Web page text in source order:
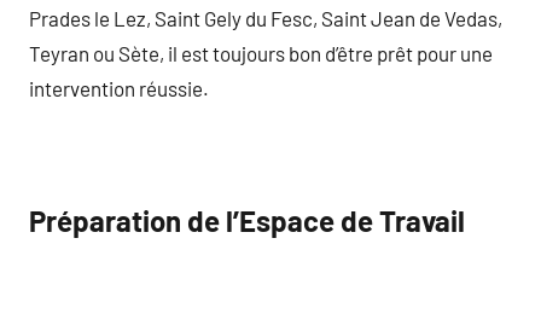
Prades le Lez, Saint Gely du Fesc, Saint Jean de Vedas,
Teyran ou Sète, il est toujours bon d’être prêt pour une
intervention réussie.
Préparation de l’Espace de Travail